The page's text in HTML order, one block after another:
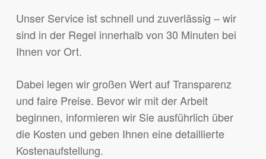
Unser Service ist schnell und zuverlässig – wir
sind in der Regel innerhalb von 30 Minuten bei
Ihnen vor Ort.
Dabei legen wir großen Wert auf Transparenz
und faire Preise. Bevor wir mit der Arbeit
beginnen, informieren wir Sie ausführlich über
die Kosten und geben Ihnen eine detaillierte
Kostenaufstellung.